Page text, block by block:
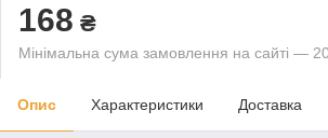
168 ₴
Мінімальна сума замовлення на сайті —
Опис Характеристики Доставка